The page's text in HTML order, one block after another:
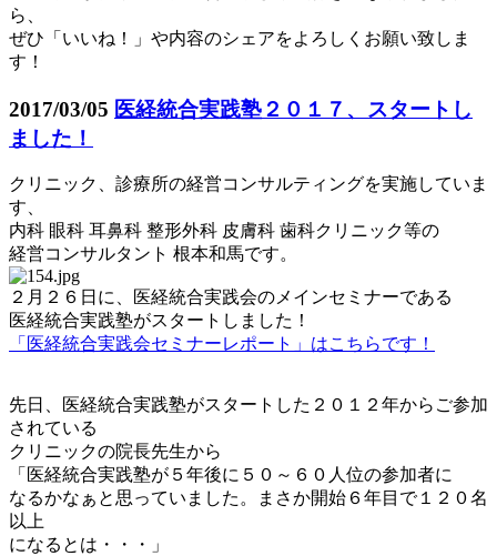
ら、
ぜひ「いいね！」や内容のシェアをよろしくお願い致しま
す！
2017/03/05 医経統合実践塾２０１７、スタートし
ました！
クリニック、診療所の経営コンサルティングを実施していま
す、
内科 眼科 耳鼻科 整形外科 皮膚科 歯科クリニック等の
経営コンサルタント 根本和馬です。
２月２６日に、医経統合実践会のメインセミナーである
医経統合実践塾がスタートしました！
「医経統合実践会セミナーレポート」はこちらです！
先日、医経統合実践塾がスタートした２０１２年からご参加
されている
クリニックの院長先生から
「医経統合実践塾が５年後に５０～６０人位の参加者に
なるかなぁと思っていました。まさか開始６年目で１２０名
以上
になるとは・・・」